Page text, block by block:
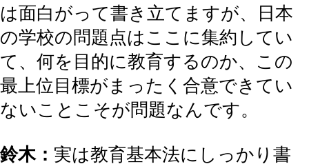
は面白がって書き立てますが、日本
の学校の問題点はここに集約してい
て、何を目的に教育するのか、この
最上位目標がまったく合意できてい
ないことこそが問題なんです。
鈴木： 実は教育基本法にしっかり書